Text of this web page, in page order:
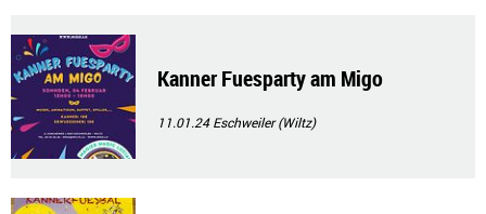
Kanner Fuesparty am Migo
11.01.24Eschweiler (Wiltz)